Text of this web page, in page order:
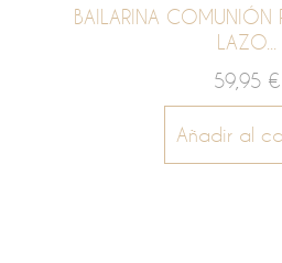
BAILARINA COMUNIÓN
LAZO...
59,95 €
Añadir al